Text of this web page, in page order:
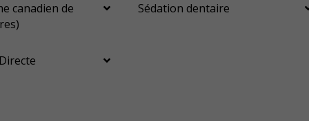
canadien de
Sédation dentaire